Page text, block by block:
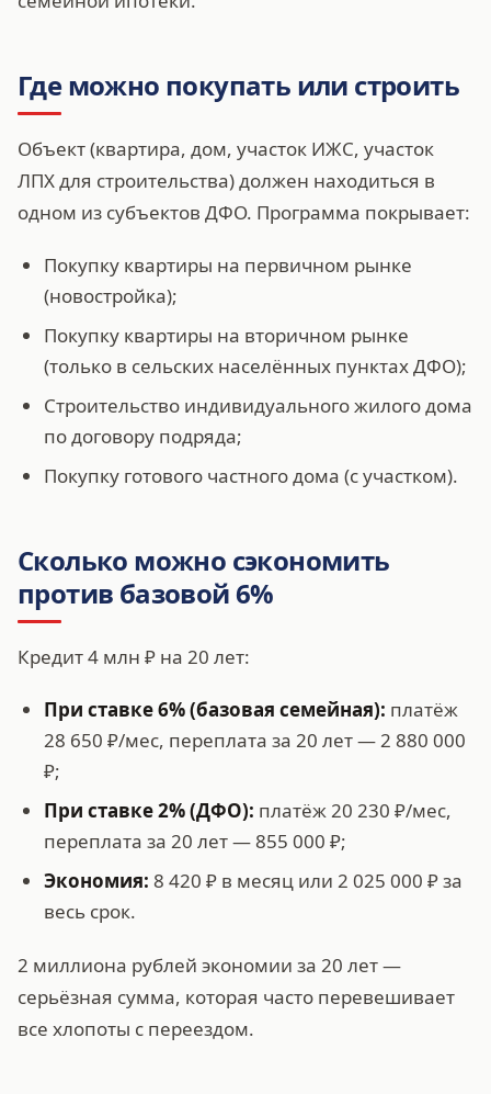
Где можно покупать или строить
Объект (квартира, дом, участок ИЖС, участок
ЛПХ для строительства) должен находиться в
одном из субъектов ДФО. Программа покрывает:
Покупку квартиры на первичном рынке
(новостройка);
Покупку квартиры на вторичном рынке
(только в сельских населённых пунктах ДФО);
Строительство индивидуального жилого дома
по договору подряда;
Покупку готового частного дома (с участком).
Сколько можно сэкономить
против базовой 6%
Кредит 4 млн ₽ на 20 лет:
При ставке 6% (базовая семейная): платёж
28 650 ₽/мес, переплата за 20 лет — 2 880 000
₽;
При ставке 2% (ДФО): платёж 20 230 ₽/мес,
переплата за 20 лет — 855 000 ₽;
Экономия: 8 420 ₽ в месяц или 2 025 000 ₽ за
весь срок.
2 миллиона рублей экономии за 20 лет —
серьёзная сумма, которая часто перевешивает
все хлопоты с переездом.